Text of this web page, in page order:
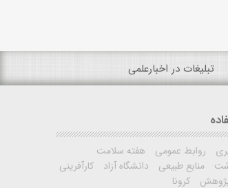
تبلیغات در اخبارعلمی
روابط عمومی
هفته سلامت
منابع طبیعی دانشگاه آزاد
کارآفرینی
کرونا